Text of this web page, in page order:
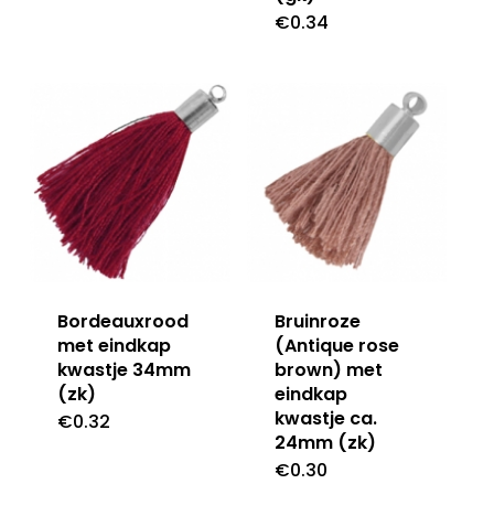
€0.34
Bordeauxrood
met eindkap
kwastje 34mm
(zk)
€0.32
Bruinroze
(Antique rose
brown) met
eindkap
kwastje ca.
24mm (zk)
€0.30